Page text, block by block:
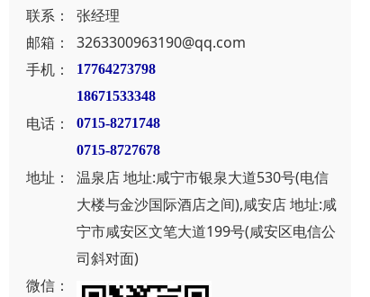
联系：
张经理
邮箱：
3263300963190@qq.com
手机：
17764273798
18671533348
电话：
0715-8271748
0715-8727678
地址：
温泉店 地址:咸宁市银泉大道530号(电信
大楼与金沙国际酒店之间),咸安店 地址:咸
宁市咸安区文笔大道199号(咸安区电信公
司斜对面)
微信：